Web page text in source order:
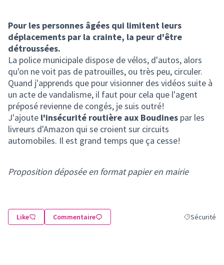
Pour les personnes âgées qui limitent leurs
déplacements par la crainte, la peur d'être
détroussées.
La police municipale dispose de vélos, d'autos, alors
qu'on ne voit pas de patrouilles, ou très peu, circuler.
Quand j'apprends que pour visionner des vidéos suite à
un acte de vandalisme, il faut pour cela que l'agent
préposé revienne de congés, je suis outré!
J'ajoute l'insécurité routière aux Boudines par les
livreurs d'Amazon qui se croient sur circuits
automobiles. Il est grand temps que ça cesse!
Proposition déposée en format papier en mairie
Like Commentaire Filtrer les
Sécurité